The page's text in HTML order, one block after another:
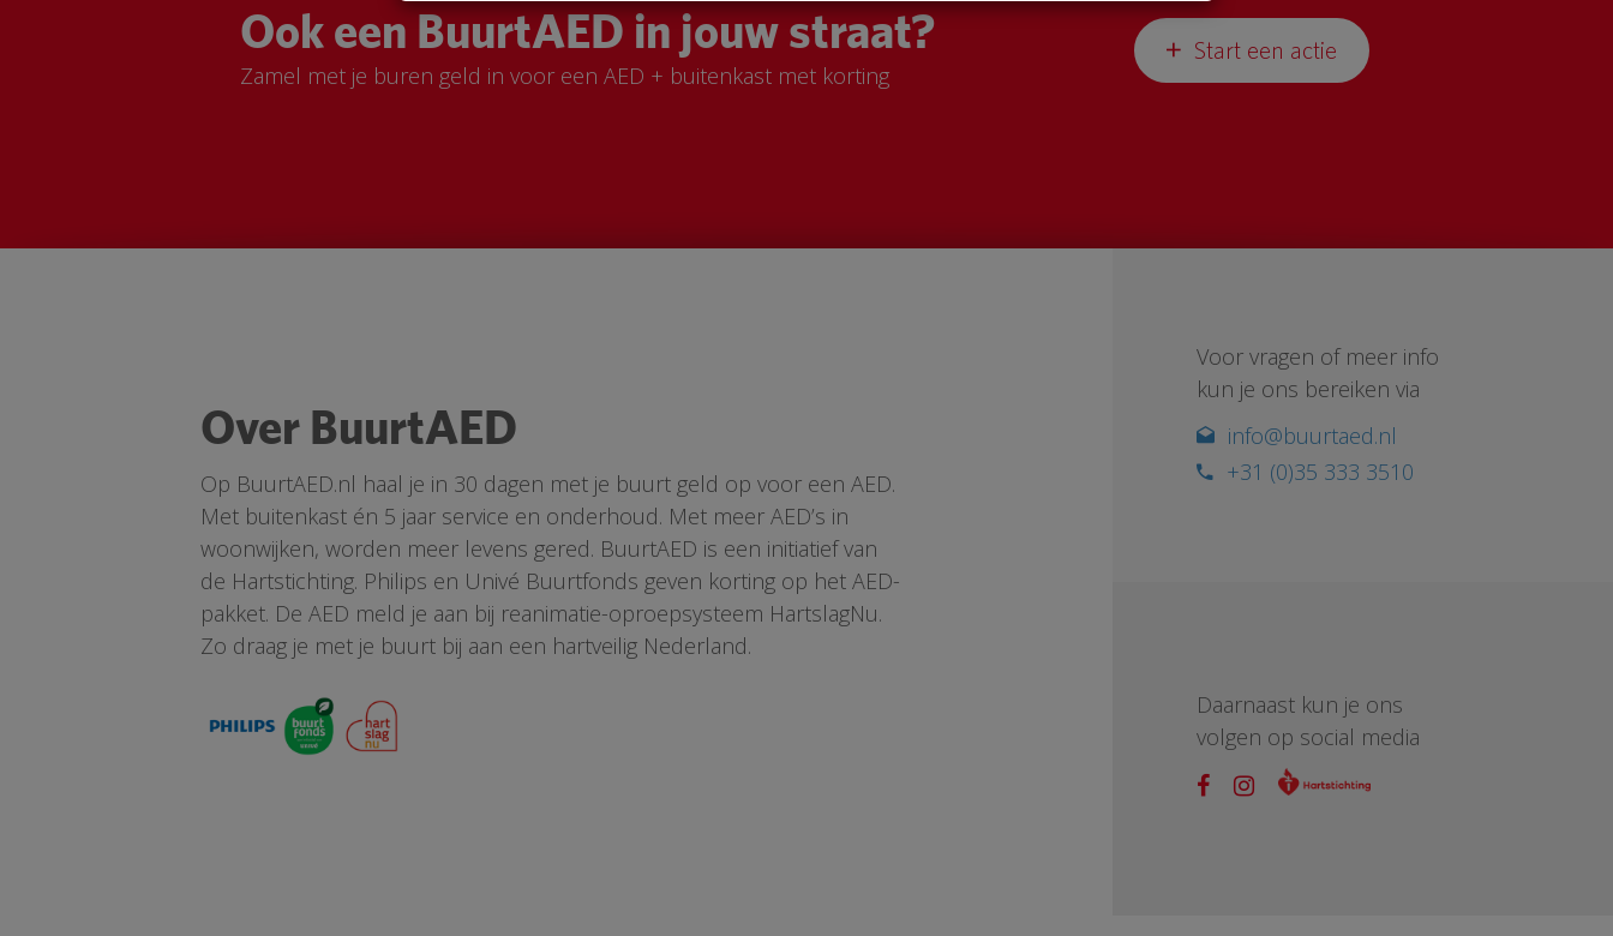
Ook een BuurtAED in jouw straat?
Zamel met je buren geld in voor een AED + buitenkast met korting
Start een actie
Over BuurtAED
Op BuurtAED.nl haal je in 30 dagen met je buurt geld op voor een AED.
Met buitenkast én 5 jaar service en onderhoud. Met meer AED’s in
woonwijken, worden meer levens gered. BuurtAED is een initiatief van
de Hartstichting. Philips en Univé Buurtfonds geven korting op het AED-
pakket. De AED meld je aan bij reanimatie-oproepsysteem HartslagNu.
Zo draag je met je buurt bij aan een hartveilig Nederland.
Voor vragen of meer info
kun je ons bereiken via
info@buurtaed.nl
+31 (0)35 333 3510
Daarnaast kun je ons
volgen op social media